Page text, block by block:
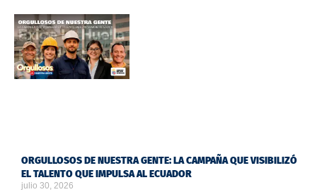
ORGULLOSOS DE NUESTRA GENTE: LA CAMPAÑA QUE VISIBILIZÓ
EL TALENTO QUE IMPULSA AL ECUADOR
julio 30, 2026